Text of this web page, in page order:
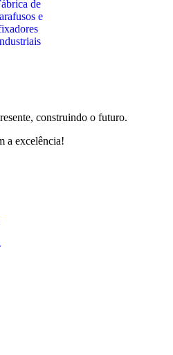
construindo o futuro.
a excelência!